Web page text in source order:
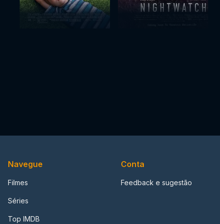
Navegue
Filmes
Séries
Top IMDB
Conta
Feedback e sugestão